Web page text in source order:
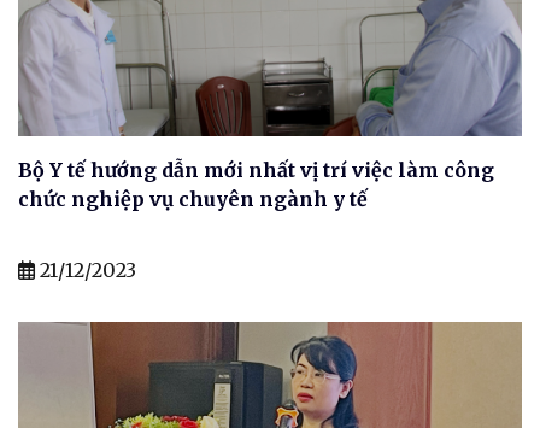
Bộ Y tế hướng dẫn mới nhất vị trí việc làm công
chức nghiệp vụ chuyên ngành y tế
21/12/2023